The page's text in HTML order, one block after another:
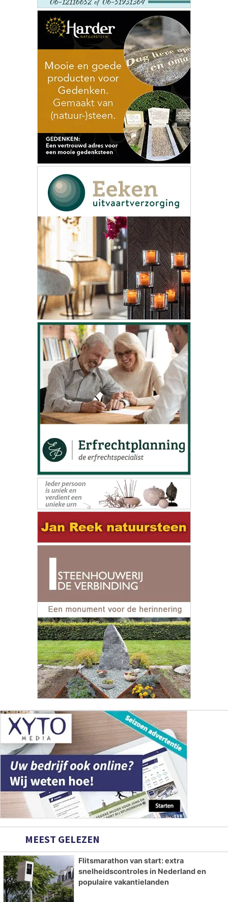
MEEST GELEZEN
Flitsmarathon van start: extra
snelheidscontroles in Nederland en
populaire vakantielanden